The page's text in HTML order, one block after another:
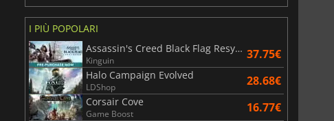
Total War WARHAMMER 3
I PIÙ POPOLARI
Assassin's Creed Black Flag Resynced
Kinguin 37.75€
Halo Campaign Evolved
LDShop 28.68€
Corsair Cove
Game Boost 16.77€